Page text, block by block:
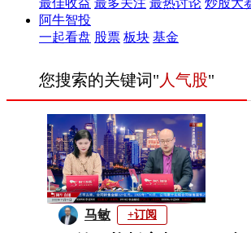
最佳收益 最多关注 最热讨论 炒股大
阿牛智投
一起看盘 股票 板块 基金
您搜索的关键词" 人气股"
马敏 +订阅